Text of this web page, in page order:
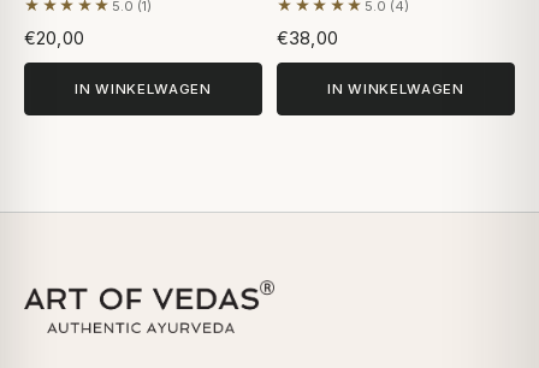
★★★★★ 5.0 (1)
Gebaseerd op 1 beoordeling
€20,00
IN WINKELWAGEN
★★★★★ 5.0 (4)
Gebaseerd op 4
€38,00
IN WINKELWAGEN